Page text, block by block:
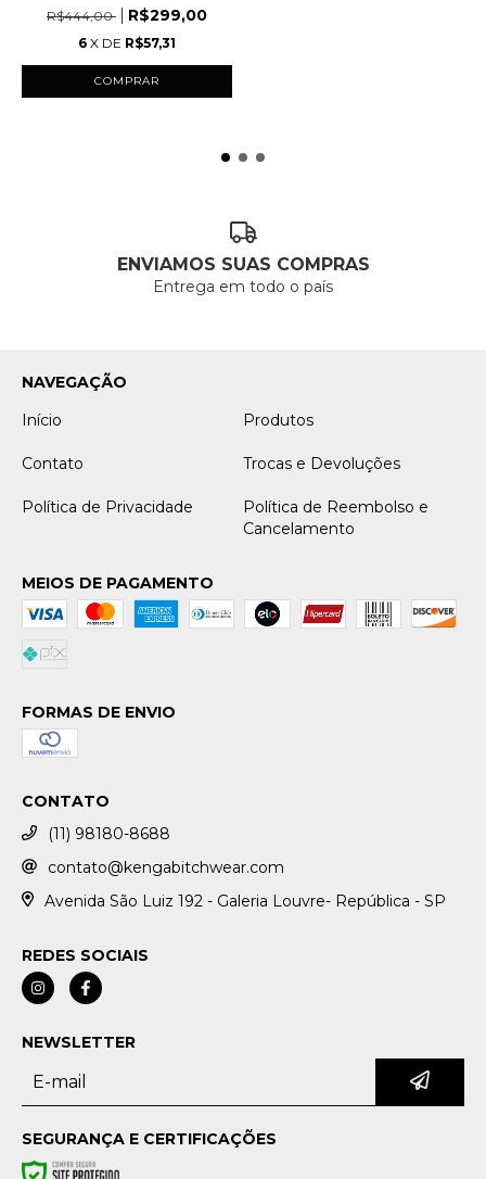
R$444,00
R$299,00
6 X DE R$57,31
COMPRAR
ENVIAMOS SUAS COMPRAS
Entrega em todo o país
NAVEGAÇÃO
Início
Produtos
Contato Trocas e Devoluções
Política de Privacidade
Política de Reembolso e
Cancelamento
MEIOS DE PAGAMENTO
FORMAS DE ENVIO
CONTATO
(11) 98180-8688
contato@kengabitchwear.com
Avenida São Luiz 192 - Galeria Louvre- República - SP
REDES SOCIAIS
NEWSLETTER
SEGURANÇA E CERTIFICAÇÕES